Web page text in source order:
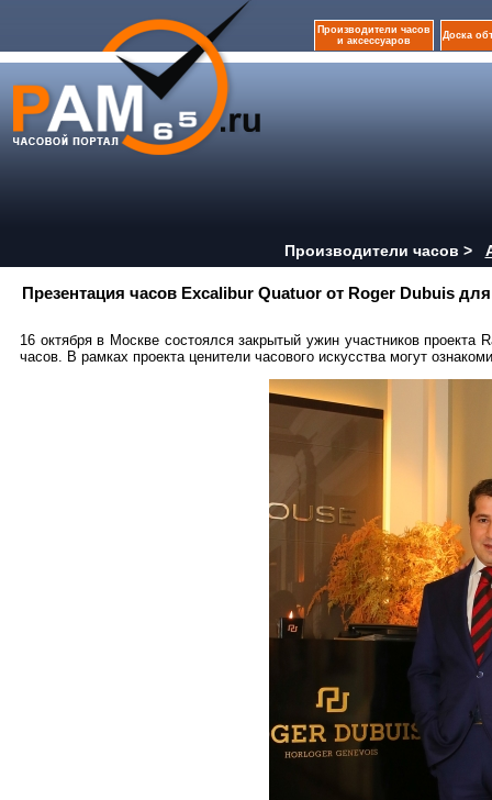
Производители часов
и аксессуаров
Доска
Производители часов >
Презентация часов Excalibur Quatuor от Roger Dubuis
16 октября в Москве состоялся закрытый ужин участников
часов. В рамках проекта ценители часового искусства могут